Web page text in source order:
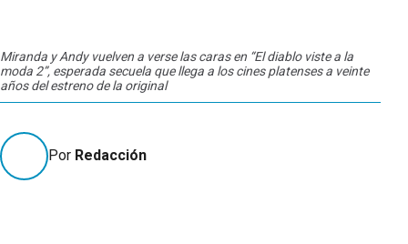
Miranda y Andy vuelven a verse las caras en “El diablo viste a la
moda 2”, esperada secuela que llega a los cines platenses a veinte
años del estreno de la original
Por Redacción